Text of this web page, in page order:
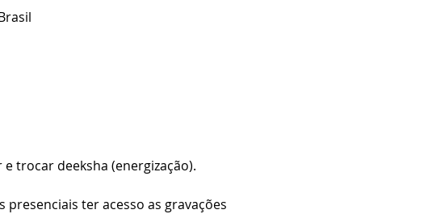
trocar deeksha (energização).
ter acesso as gravações